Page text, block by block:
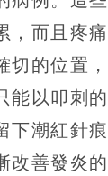
，而且疼
切的位置
能以叩刺
下潮紅針
改善發炎